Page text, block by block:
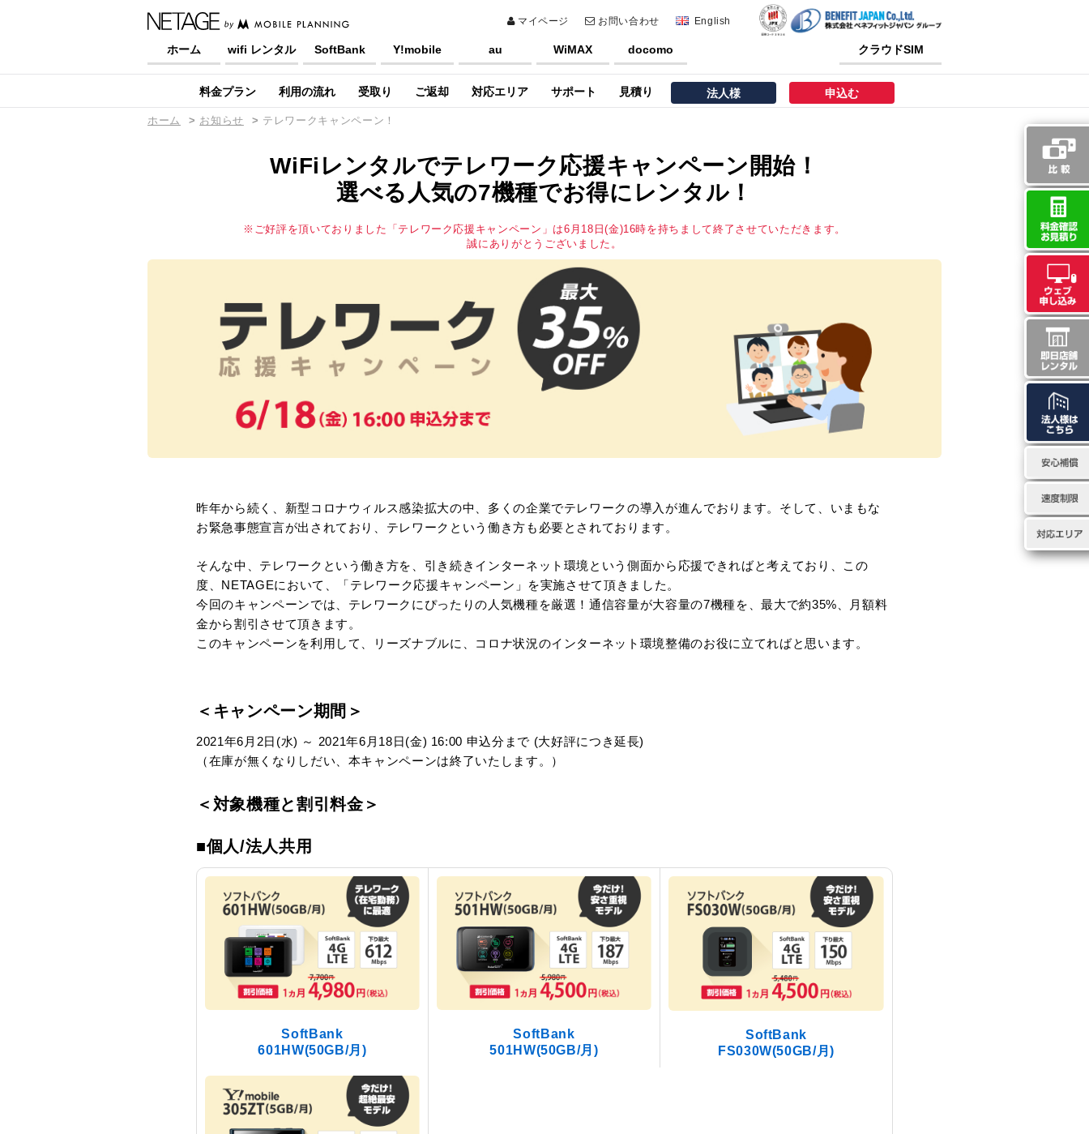
マイページ お問い合わせ English
ホーム wifi レンタル SoftBank Y!mobile au WiMAX docomo クラウドSIM
料金プラン 利用の流れ 受取り ご返却 対応エリア サポート 見積り 法人様 申込む
ホーム お知らせ テレワークキャンペーン！
WiFiレンタルでテレワーク応援キャンペーン開始！
選べる人気の7機種でお得にレンタル！
※ご好評を頂いておりました「テレワーク応援キャンペーン」は6月18日(金)16時を持ちまして終了させていただきます。
誠にありがとうございました。
昨年から続く、新型コロナウィルス感染拡大の中、多くの企業でテレワークの導入が進んでおります。そして、いまもな
お緊急事態宣言が出されており、テレワークという働き方も必要とされております。
そんな中、テレワークという働き方を、引き続きインターネット環境という側面から応援できればと考えており、この
度、NETAGEにおいて、「テレワーク応援キャンペーン」を実施させて頂きました。
今回のキャンペーンでは、テレワークにぴったりの人気機種を厳選！通信容量が大容量の7機種を、最大で約35%、月額料
金から割引させて頂きます。
このキャンペーンを利用して、リーズナブルに、コロナ状況のインターネット環境整備のお役に立てればと思います。
＜キャンペーン期間＞
2021年6月2日(水) ～ 2021年6月18日(金) 16:00 申込分まで (大好評につき延長)
（在庫が無くなりしだい、本キャンペーンは終了いたします。）
＜対象機種と割引料金＞
■個人/法人共用
SoftBank
601HW(50GB/月)
SoftBank
501HW(50GB/月)
SoftBank
FS030W(50GB/月)